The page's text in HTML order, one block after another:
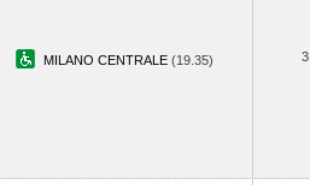
MILANO CENTRALE (19.35) 3